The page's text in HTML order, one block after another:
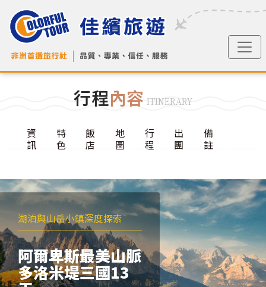
行程內容 ITINERARY
資
訊
特
色
飯
店
地
圖
行
程
出
團
備
註
湖泊與山岳小鎮深度探索
阿爾卑斯最美山脈
多洛米堤三國13